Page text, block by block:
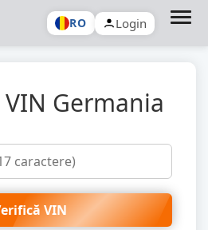
RO Login
Germania
VIN